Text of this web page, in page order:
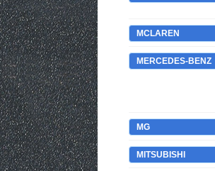
MCLAREN
MERCEDES-BENZ
MG
MITSUBISHI